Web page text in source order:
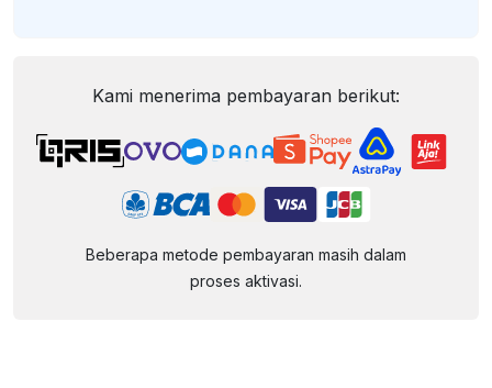
Kami menerima pembayaran berikut:
Beberapa metode pembayaran masih dalam
proses aktivasi.